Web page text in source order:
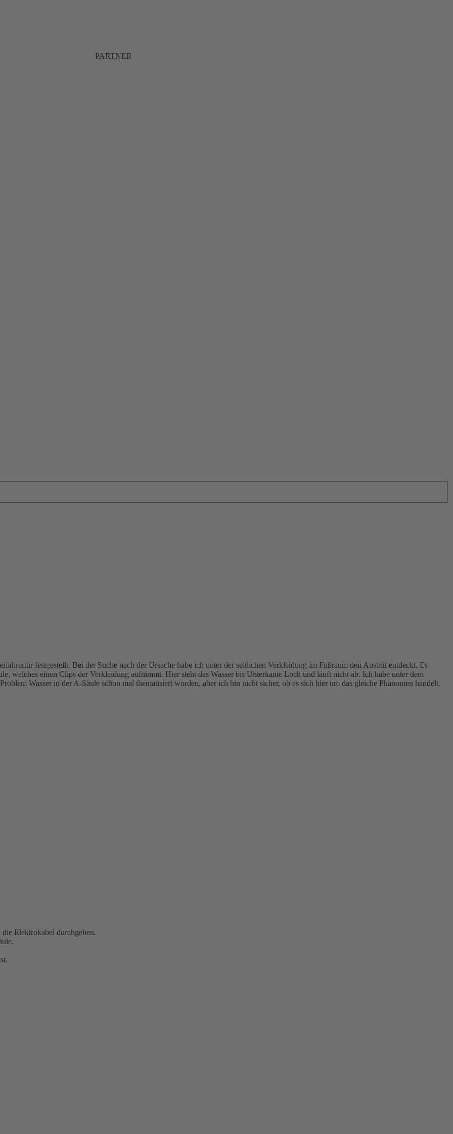
PARTNER
festgestellt. Bei der Suche nach der Ursache habe ich unter der seitlichen Verkleidung im Fußraum den Austritt entdeckt. Es
welches einen Clips der Verkleidung aufnimmt. Hier steht das Wasser bis Unterkante Loch und läuft nicht ab. Ich habe unter dem
Wasser in der A-Säule schon mal thematisiert worden, aber ich bin nicht sicher, ob es sich hier um das gleiche Phänomen handelt.
Elektrokabel durchgehen.